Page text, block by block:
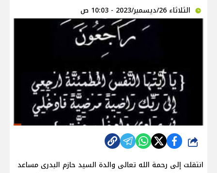
الثلاثاء 26/ديسمبر/2023 - 10:03 ص
شارك
انتقلت إلى رحمة الله تعالى والدة السيد حازم البدرى مساعد